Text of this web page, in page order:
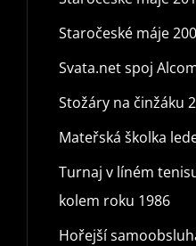
Staročeské máje
Svata.net spoj
Stožáry na činžáku
Mateřská školka
Turnaj v líném
kolem roku 1986
Hořejší